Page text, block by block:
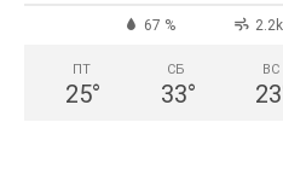
67 %
ПТ
25°
СБ
33°
ВС
23